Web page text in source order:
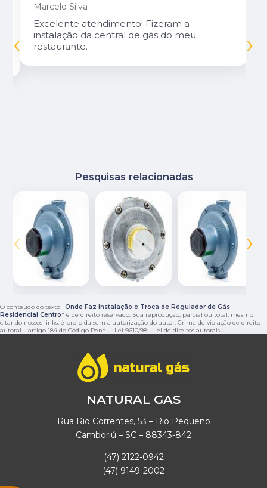
Marcelo Silva
Excelente atendimento! Fizeram a
instalação da central de gás do meu
restaurante.
‹ ›
Pesquisas relacionadas
‹ ›
O conteúdo do texto "Onde Faz Instalação e Troca de Regulador de Gás
Residencial Centro" é de direito reservado. Sua reprodução, parcial ou total, mesmo
citando nossos links, é proibida sem a autorização do autor. Crime de violação de direito
autoral – artigo 184 do Código Penal – Lei 9610/98 - Lei de direitos autorais.
NATURAL GAS
Rua Rio Correntes, 53 – Rio Pequeno
Camboriú – SC – 88343-842
(47) 2122-0942
(47) 9149-2002